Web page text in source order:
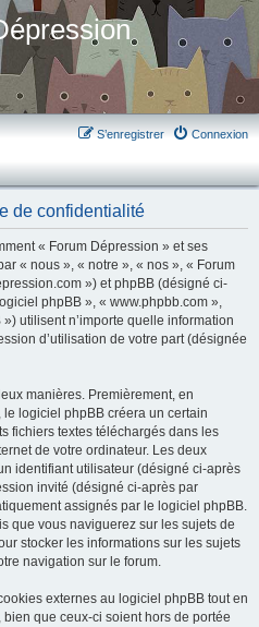
Connexion
S’enregistrer
de confidentialité
« Forum Dépression » et ses
« nous », « notre », « nos », « Forum
») et phpBB (désigné ci-
phpBB », « www.phpbb.com »,
utilisent n’importe quelle information
d’utilisation de votre part (désignée
manières. Premièrement, en
logiciel phpBB créera un certain
fichiers textes téléchargés dans les
de votre ordinateur. Les deux
identifiant utilisateur (désigné ci-après
invité (désigné ci-après par
assignés par le logiciel phpBB.
que vous naviguerez sur les sujets de
stocker les informations sur les sujets
navigation sur le forum.
externes au logiciel phpBB tout en
que ceux-ci soient hors de portée